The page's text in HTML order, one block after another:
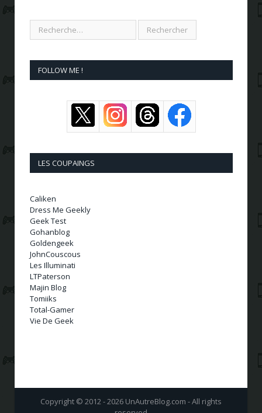
FOLLOW ME !
LES COUPAINGS
Caliken
Dress Me Geekly
Geek Test
Gohanblog
Goldengeek
JohnCouscous
Les Illuminati
LTPaterson
Majin Blog
Tomiiks
Total-Gamer
Vie De Geek
Copyright © 2012 - 2026 UnAutreBlog.com - All rights